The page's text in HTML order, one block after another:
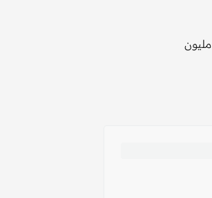
وكان الأعلى تداولا "ملان" بنحو 8.7 مليون ريال، ثم "جاهز" بقيمة 2.6 مليون ريال، وحل ثالثا "المركز الكندي الطبي" بمبلغ 1.7 مليون